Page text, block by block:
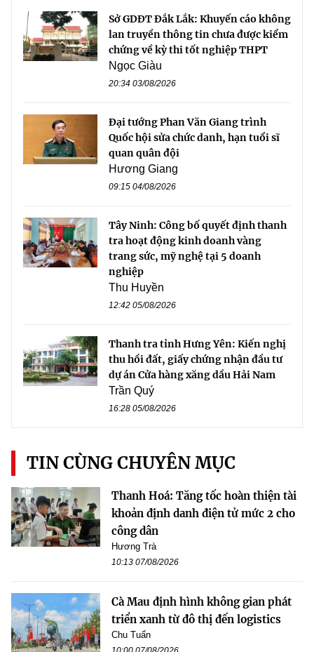
Sở GDĐT Đắk Lắk: Khuyến cáo không
lan truyền thông tin chưa được kiểm
chứng về kỳ thi tốt nghiệp THPT
Ngọc Giàu
20:34 03/08/2026
Đại tướng Phan Văn Giang trình
Quốc hội sửa chức danh, hạn tuổi sĩ
quan quân đội
Hương Giang
09:15 04/08/2026
Tây Ninh: Công bố quyết định thanh
tra hoạt động kinh doanh vàng
trang sức, mỹ nghệ tại 5 doanh
nghiệp
Thu Huyền
12:42 05/08/2026
Thanh tra tỉnh Hưng Yên: Kiến nghị
thu hồi đất, giấy chứng nhận đầu tư
dự án Cửa hàng xăng dầu Hải Nam
Trần Quý
16:28 05/08/2026
TIN CÙNG CHUYÊN MỤC
Thanh Hoá: Tăng tốc hoàn thiện tài
khoản định danh điện tử mức 2 cho
công dân
Hương Trà
10:13 07/08/2026
Cà Mau định hình không gian phát
triển xanh từ đô thị đến logistics
Chu Tuấn